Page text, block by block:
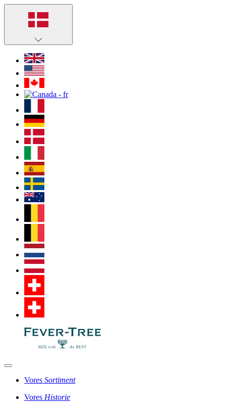
Vores Sortiment
Vores Historie